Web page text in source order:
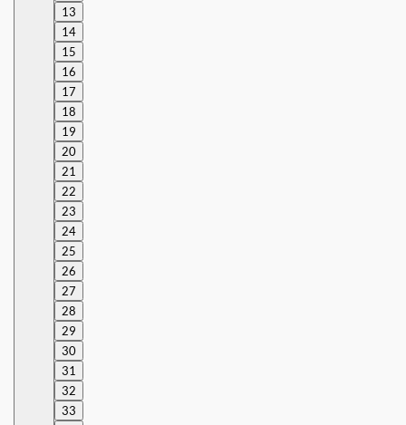
13
14
15
16
17
18
19
20
21
22
23
24
25
26
27
28
29
30
31
32
33